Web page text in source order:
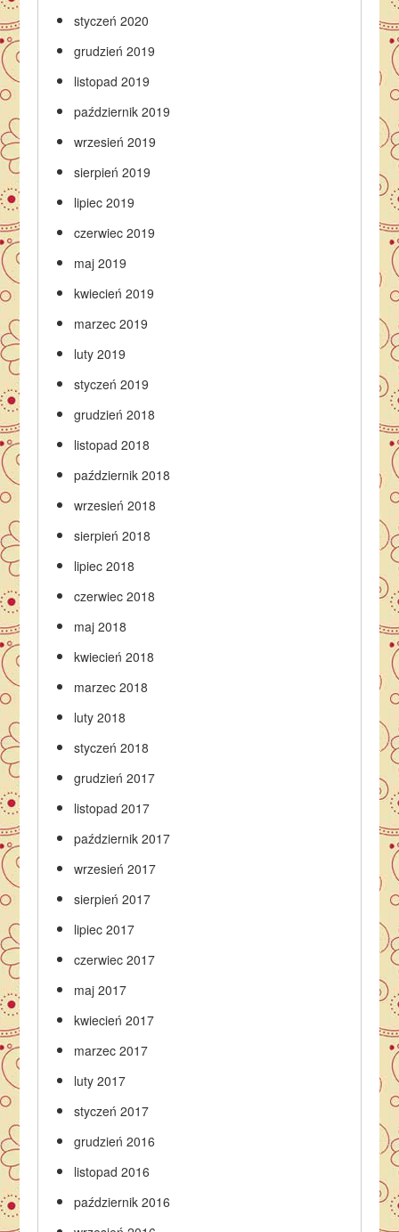
styczeń 2020
grudzień 2019
listopad 2019
październik 2019
wrzesień 2019
sierpień 2019
lipiec 2019
czerwiec 2019
maj 2019
kwiecień 2019
marzec 2019
luty 2019
styczeń 2019
grudzień 2018
listopad 2018
październik 2018
wrzesień 2018
sierpień 2018
lipiec 2018
czerwiec 2018
maj 2018
kwiecień 2018
marzec 2018
luty 2018
styczeń 2018
grudzień 2017
listopad 2017
październik 2017
wrzesień 2017
sierpień 2017
lipiec 2017
czerwiec 2017
maj 2017
kwiecień 2017
marzec 2017
luty 2017
styczeń 2017
grudzień 2016
listopad 2016
październik 2016